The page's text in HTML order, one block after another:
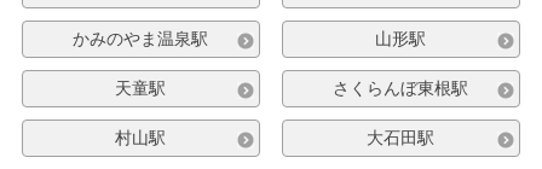
かみのやま温泉駅 山形駅
天童駅 さくらんぼ東根駅
村山駅 大石田駅